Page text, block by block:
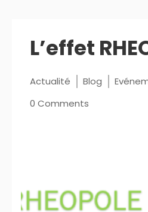
L’effet
Actualité Blog
0 Comments